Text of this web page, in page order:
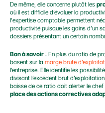
De même, elle concerne plutôt les
où il est difficile d’évaluer la
l'expertise comptable permettent
productivité puisque les gains d’un
dossiers présentant un certain
Bon à savoir : En plus du ratio de
basent sur la marge brute
l’entreprise. Elle identifie les
divisant l’excédent brut
baisse de ce ratio doit alerter le chef
place des actions correctives